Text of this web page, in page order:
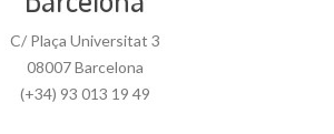
C/ Plaça Universitat 3
08007 Barcelona
(+34) 93 013 19 49